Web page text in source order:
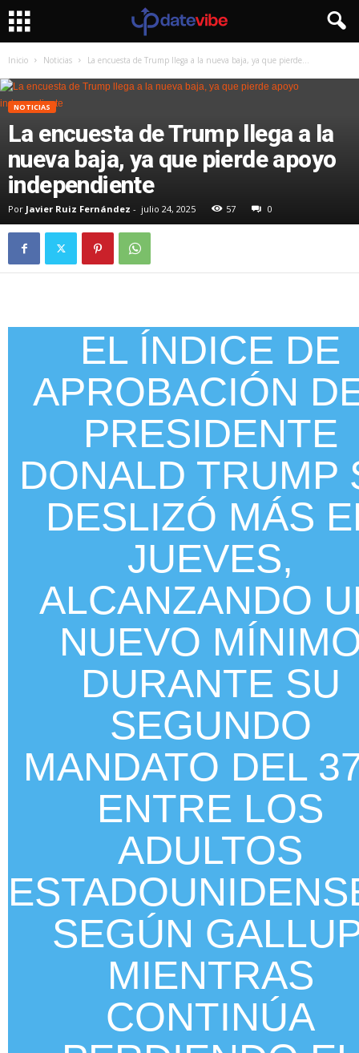
Inicio Noticias La encuesta de Trump llega a la nueva baja, ya que pierde...
NOTICIAS
La encuesta de Trump llega a la
nueva baja, ya que pierde apoyo
independiente
Por Javier Ruiz Fernández - julio 24, 2025 57 0
EL ÍNDICE DE
APROBACIÓN
PRESIDENTE
DONALD TRUMP
DESLIZÓ MÁS
JUEVES,
ALCANZANDO
NUEVO
DURANTE SU
SEGUNDO
MANDATO DEL
ENTRE LOS
ADULTOS
SEGÚN
MIENTRAS
CONTINÚA